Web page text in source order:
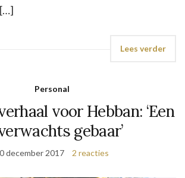
Lees verder
Personal
voor Hebban: ‘Een
gebaar’
december 2017 2 reacties